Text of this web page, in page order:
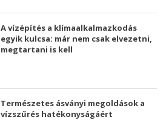
A vízépítés a klímaalkalmazkodás
egyik kulcsa: már nem csak elvezetni,
megtartani is kell
Természetes ásványi megoldások a
vízszűrés hatékonyságáért